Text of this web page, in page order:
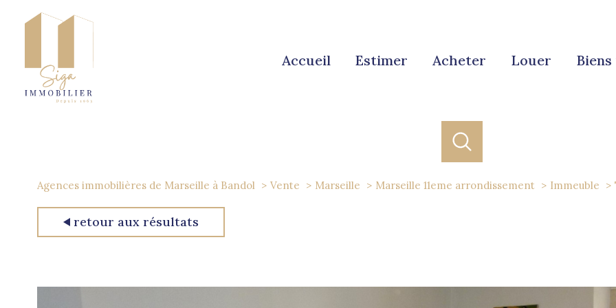
accueil estimer acheter louer
Agences immobilières de Marseille à Bandol Vente Marseille Marseille 11eme arrondissement Immeuble
retour aux résultats